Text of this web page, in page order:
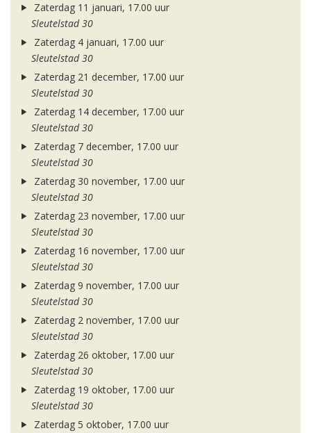
Zaterdag 11 januari, 17.00 uur
Sleutelstad 30
Zaterdag 4 januari, 17.00 uur
Sleutelstad 30
Zaterdag 21 december, 17.00 uur
Sleutelstad 30
Zaterdag 14 december, 17.00 uur
Sleutelstad 30
Zaterdag 7 december, 17.00 uur
Sleutelstad 30
Zaterdag 30 november, 17.00 uur
Sleutelstad 30
Zaterdag 23 november, 17.00 uur
Sleutelstad 30
Zaterdag 16 november, 17.00 uur
Sleutelstad 30
Zaterdag 9 november, 17.00 uur
Sleutelstad 30
Zaterdag 2 november, 17.00 uur
Sleutelstad 30
Zaterdag 26 oktober, 17.00 uur
Sleutelstad 30
Zaterdag 19 oktober, 17.00 uur
Sleutelstad 30
Zaterdag 5 oktober, 17.00 uur